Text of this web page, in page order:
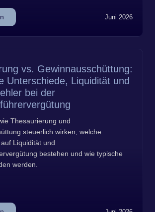
Juni 2026
vs. Gewinnausschüttung:
Unterschiede, Liquidität und
bei der
Thesaurierung und
steuerlich wirken, welche
Liquidität und
bestehen und wie typische
werden.